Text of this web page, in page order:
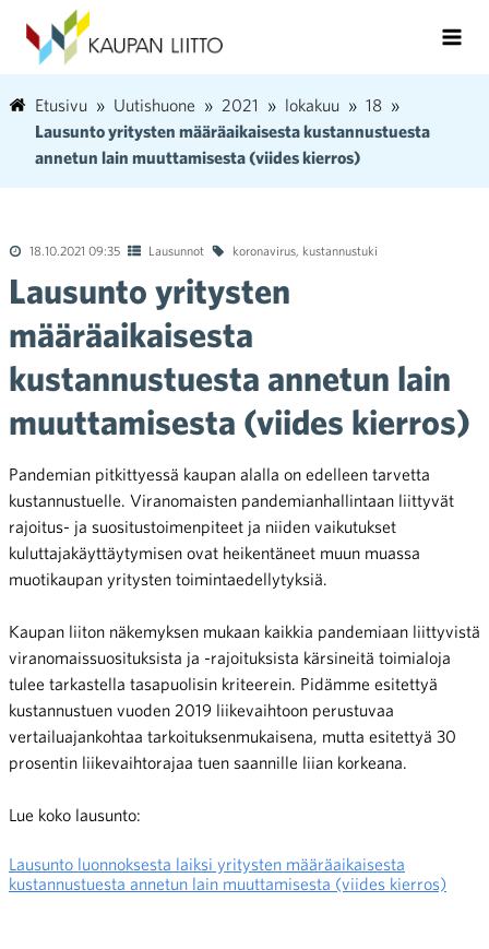
Etusivu Uutishuone 2021 lokakuu
18
Lausunto yritysten määräaikaisesta kustannustuesta
annetun lain muuttamisesta (viides kierros)
18.10.2021 09:35 Lausunnot koronavirus, kustannustuki
Lausunto yritysten
määräaikaisesta
kustannustuesta annetun lain
muuttamisesta (viides kierros)
Pandemian pitkittyessä kaupan alalla on edelleen tarvetta
kustannustuelle. Viranomaisten pandemianhallintaan liittyvät
rajoitus- ja suositustoimenpiteet ja niiden vaikutukset
kuluttajakäyttäytymisen ovat heikentäneet muun muassa
muotikaupan yritysten toimintaedellytyksiä.
Kaupan liiton näkemyksen mukaan kaikkia pandemiaan liittyvistä
viranomaissuosituksista ja -rajoituksista kärsineitä toimialoja
tulee tarkastella tasapuolisin kriteerein. Pidämme esitettyä
kustannustuen vuoden 2019 liikevaihtoon perustuvaa
vertailuajankohtaa tarkoituksenmukaisena, mutta esitettyä 30
prosentin liikevaihtorajaa tuen saannille liian korkeana.
Lue koko lausunto:
Lausunto luonnoksesta laiksi yritysten määräaikaisesta
kustannustuesta annetun lain muuttamisesta (viides kierros)